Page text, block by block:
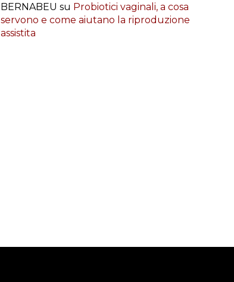
BERNABEU su Probiotici vaginali, a cosa
servono e come aiutano la riproduzione
assistita